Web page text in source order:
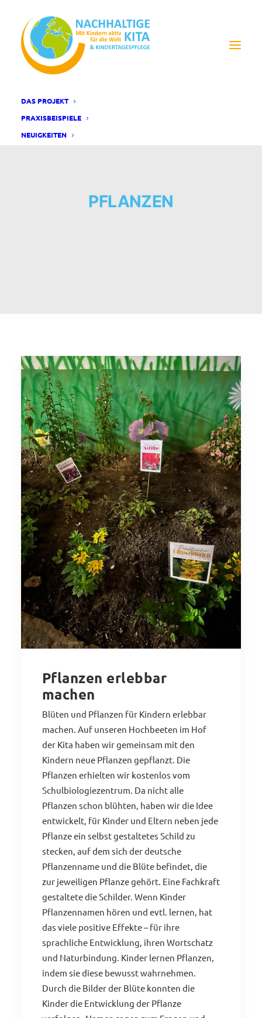
DAS PROJEKT
PRAXISBEISPIELE
NEUIGKEITEN
PFLANZEN
Pflanzen erlebbar
machen
Blüten und Pflanzen für Kindern erlebbar
machen. Auf unseren Hochbeeten im Hof
der Kita haben wir gemeinsam mit den
Kindern neue Pflanzen gepflanzt. Die
Pflanzen erhielten wir kostenlos vom
Schulbiologiezentrum. Da nicht alle
Pflanzen schon blühten, haben wir die Idee
entwickelt, für Kinder und Eltern neben jede
Pflanze ein selbst gestaltetes Schild zu
stecken, auf dem sich der deutsche
Pflanzenname und die Blüte befindet, die
zur jeweiligen Pflanze gehört. Eine Fachkraft
gestaltete die Schilder. Wenn Kinder
Pflanzennamen hören und evtl. lernen, hat
das viele positive Effekte – für ihre
sprachliche Entwicklung, ihren Wortschatz
und Naturbindung. Kinder lernen Pflanzen,
indem sie diese bewusst wahrnehmen.
Durch die Bilder der Blüte konnten die
Kinder die Entwicklung der Pflanze